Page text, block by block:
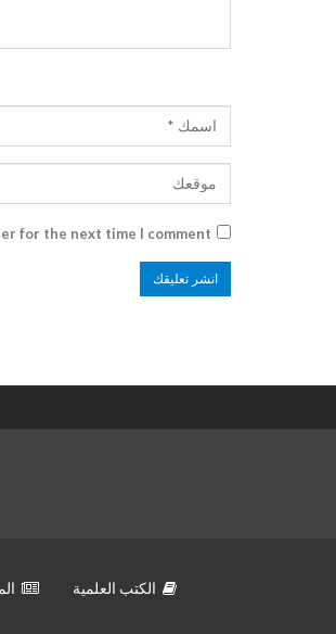
for the next time I comment.
الكتب العلمية